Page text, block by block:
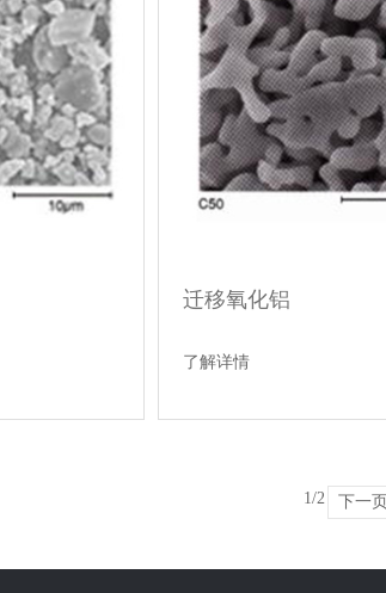
迁移氧化铝
了解详情
1/2 下一页